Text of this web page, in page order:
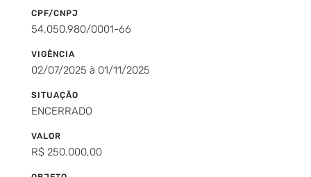
CPF/CNPJ
54.050.980/0001-66
VIGÊNCIA
02/07/2025 à 01/11/2025
SITUAÇÃO
ENCERRADO
VALOR
R$ 250.000,00